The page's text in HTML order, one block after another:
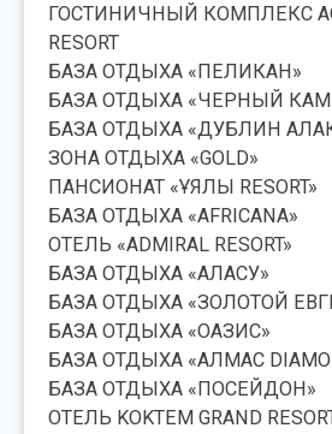
ГОСТИНИЧНЫЙ КОМПЛЕКС
RESORT
БАЗА ОТДЫХА «ПЕЛИКАН»
БАЗА ОТДЫХА «ЧЕРНЫЙ
БАЗА ОТДЫХА «ДУБЛИН
ЗОНА ОТДЫХА «GOLD»
ПАНСИОНАТ «ҰЯЛЫ RESORT»
БАЗА ОТДЫХА «AFRICANA»
ОТЕЛЬ «ADMIRAL RESORT»
БАЗА ОТДЫХА «АЛАСУ»
БАЗА ОТДЫХА «ЗОЛОТОЙ
БАЗА ОТДЫХА «ОАЗИС»
БАЗА ОТДЫХА «АЛМАС
БАЗА ОТДЫХА «ПОСЕЙДОН»
ОТЕЛЬ KOKTEM GRAND